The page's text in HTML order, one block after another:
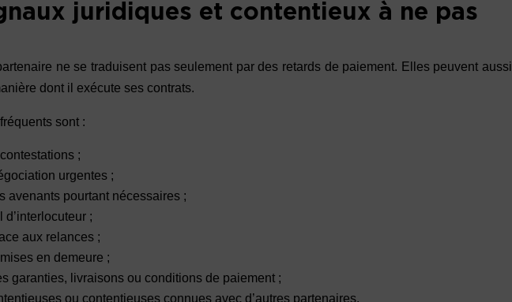
juridiques et contentieux à ne pas
ne se traduisent pas seulement par des retards de paiement. Elles peuvent aussi
dont il exécute ses contrats.
sont :
;
urgentes ;
avenants pourtant nécessaires ;
d’interlocuteur ;
aux relances ;
en demeure ;
garanties, livraisons ou conditions de paiement ;
ou contentieuses connues avec d’autres partenaires.